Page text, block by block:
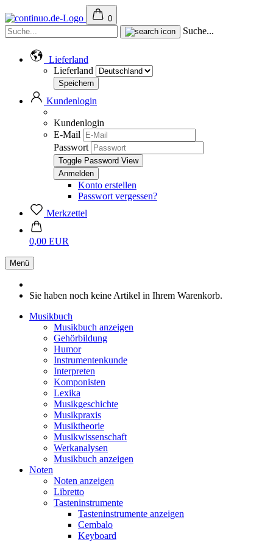
0
Suche...
Lieferland
Lieferland
Kundenlogin
Kundenlogin
E-Mail
Passwort
Toggle Password View
Konto erstellen
Passwort vergessen?
Merkzettel
0,00 EUR
Menü
Sie haben noch keine Artikel in Ihrem Warenkorb.
Musikbuch
Musikbuch anzeigen
Gehörbildung
Humor
Instrumentenkunde
Interpreten
Komponisten
Lexika
Musikgeschichte
Musikpraxis
Musiktheorie
Musikwissenschaft
Werkanalysen
Musikbuch anzeigen
Noten
Noten anzeigen
Libretto
Tasteninstrumente
Tasteninstrumente anzeigen
Cembalo
Keyboard